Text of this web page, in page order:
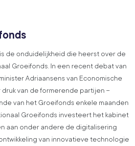
de onduidelijkheid die heerst over de
Groeifonds. In een recent debat van
Adriaansens van Economische
druk van de formerende partijen –
van het Groeifonds enkele maanden
Groeifonds investeert het kabinet
aan onder andere de digitalisering
van innovatieve technologie